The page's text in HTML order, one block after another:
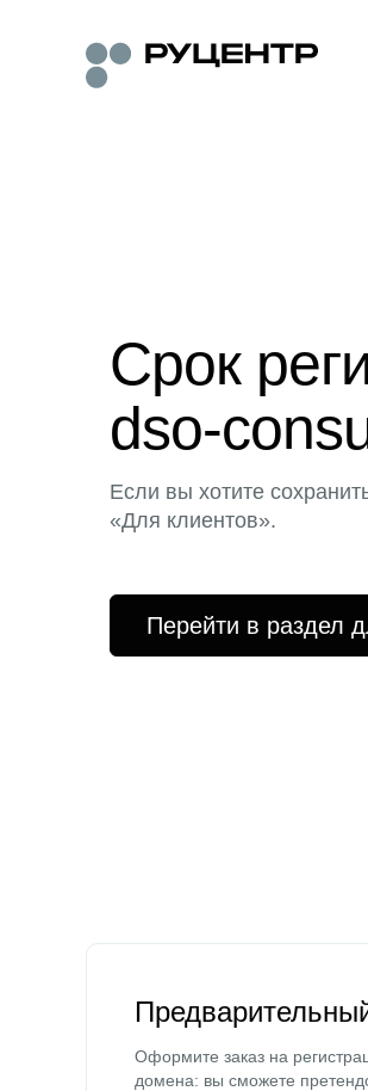
Срок
dso-
Если вы хотите
«Для клиентов».
Перейти в раздел
Оформите заказ на
домена: вы сможете